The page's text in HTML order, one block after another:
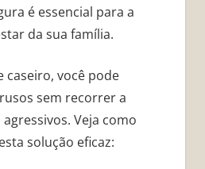
é essencial para a
da sua família.
caseiro, você pode
sem recorrer a
Veja como
solução eficaz: